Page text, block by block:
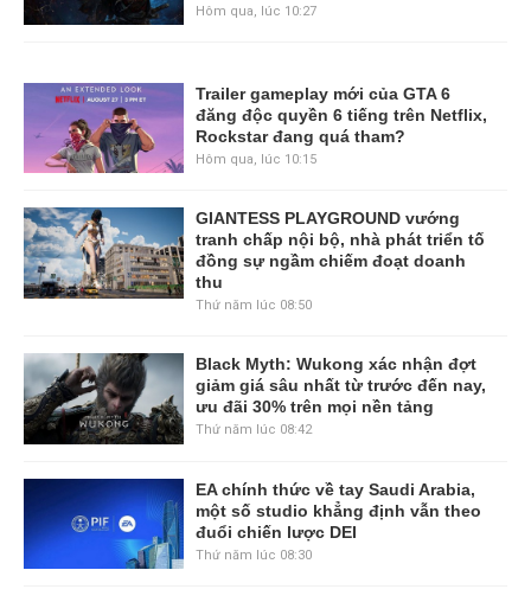
Hôm qua, lúc 10:27
Trailer gameplay mới của GTA 6
đăng độc quyền 6 tiếng trên Netflix,
Rockstar đang quá tham?
Hôm qua, lúc 10:15
GIANTESS PLAYGROUND vướng
tranh chấp nội bộ, nhà phát triển tố
đồng sự ngầm chiếm đoạt doanh
thu
Thứ năm lúc 08:50
Black Myth: Wukong xác nhận đợt
giảm giá sâu nhất từ trước đến nay,
ưu đãi 30% trên mọi nền tảng
Thứ năm lúc 08:42
EA chính thức về tay Saudi Arabia,
một số studio khẳng định vẫn theo
đuổi chiến lược DEI
Thứ năm lúc 08:30